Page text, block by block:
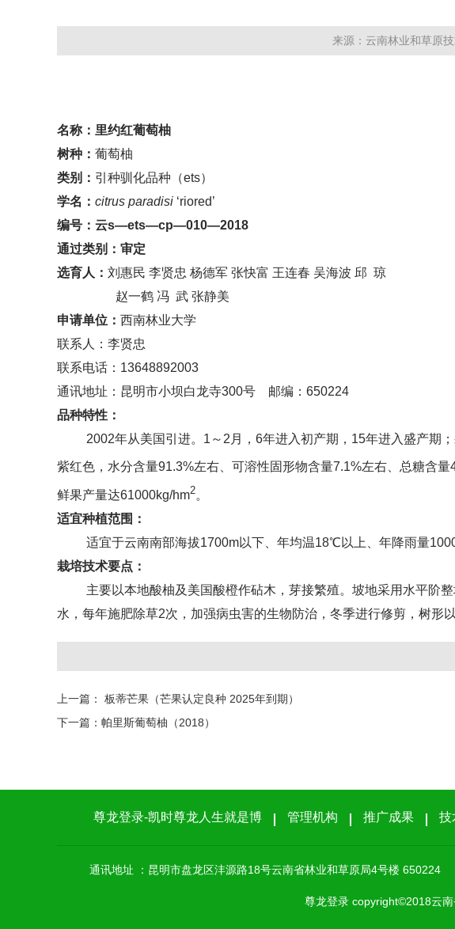
来源：云南林业和草原
名称：里约红葡萄柚
树种： 葡萄柚
类别： 引种驯化品种（ets）
学名： citrus paradisi ‘riored’
编号：云s—ets—cp—010—2018
通过类别：审定
选育人： 刘惠民 李贤忠 杨德军 张快富 王连春 吴海波 邱 琼
赵一鹤 冯 武 张静美
申请单位： 西南林业大学
联系人：李贤忠
联系电话： 13648892003
通讯地址：昆明市小坝白龙寺300号 邮编： 650224
品种特性：
2002年从美国引进。 1～2月，6年进入初产期，15年进入盛产期
紫红色，水分含量91.3%左右、可溶性固形物含量7.1%左右、总糖含
鲜果产量达61000kg/hm2。
适宜种植范围：
适宜于云南南部海拔1700m以下、年均温18℃以上、年降雨量
栽培技术要点：
主要以本地酸柚及美国酸橙作砧木，芽接繁殖。坡地采用水平阶
水，每年施肥除草2次，加强病虫害的生物防治，冬季进行修剪，树形
上一篇： 板蒂芒果（芒果认定良种 2025年到期）
下一篇： 帕里斯葡萄柚（2018）
尊龙登录-凯时尊龙人生就是博 管理机构 推广成果 技
通讯地址 ：昆明市盘龙区沣源路18号云南省林业和草原局4号楼 650224
尊龙登录 copyright©2018云